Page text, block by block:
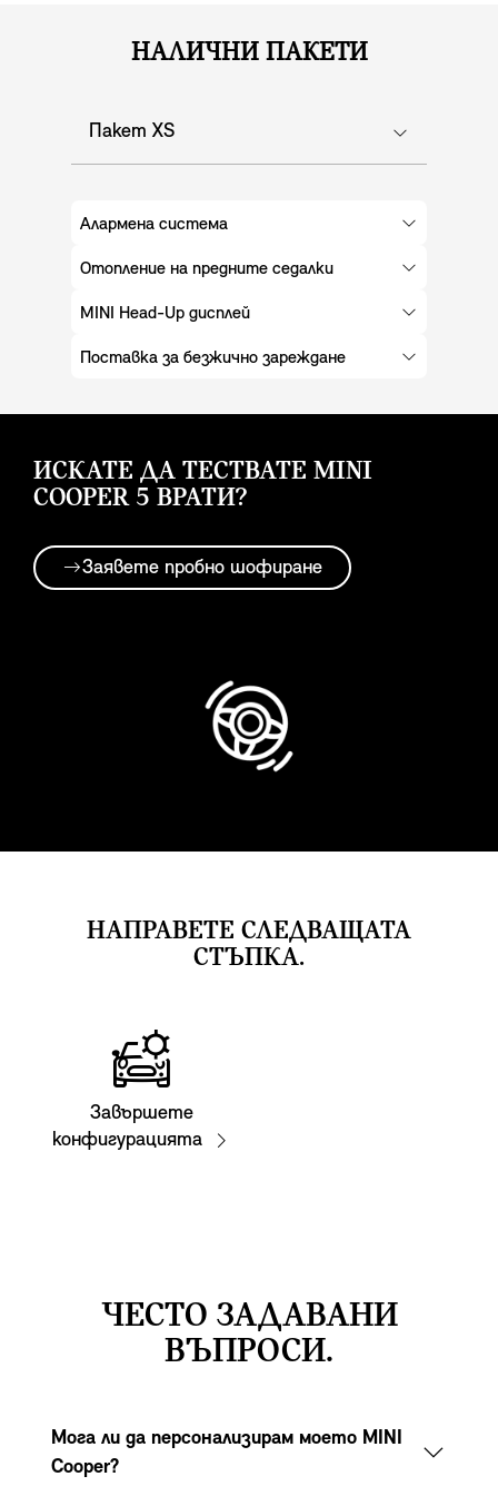
НАЛИЧНИ ПАКЕТИ
Пакет XS
Алармена система
Отопление на предните седалки
MINI Head-Up дисплей
Поставка за безжично зареждане
ИСКАТЕ ДА ТЕСТВАТЕ MINI
COOPER 5 ВРАТИ?
Заявете пробно шофиране
НАПРАВЕТЕ СЛЕДВАЩАТА
СТЪПКА.
Завършете
конфигурацията
ЧЕСТО ЗАДАВАНИ
ВЪПРОСИ.
Мога ли да персонализирам моето MINI
Cooper?